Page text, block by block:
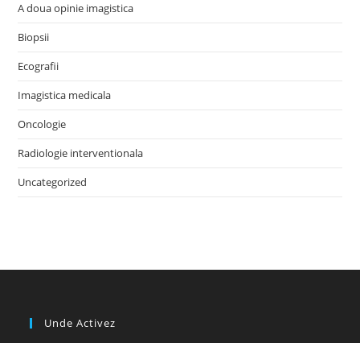
A doua opinie imagistica
Biopsii
Ecografii
Imagistica medicala
Oncologie
Radiologie interventionala
Uncategorized
Unde Activez